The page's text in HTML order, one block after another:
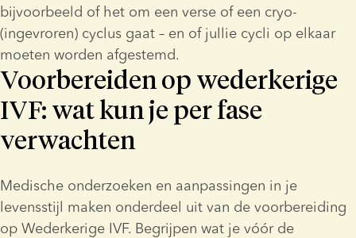
bijvoorbeeld of het om een verse of een cryo-
(ingevroren) cyclus gaat – en of jullie cycli op elkaar
moeten worden afgestemd.
Voorbereiden op wederkerige
IVF: wat kun je per fase
verwachten
Medische onderzoeken en aanpassingen in je
levensstijl maken onderdeel uit van de voorbereiding
op Wederkerige IVF. Begrijpen wat je vóór de